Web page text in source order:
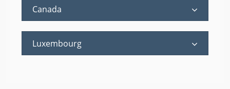
Canada
Luxembourg